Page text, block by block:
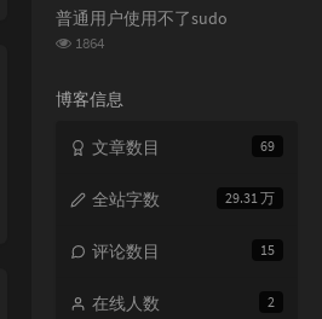
次
数:
普通用户使用不了sudo
浏
数:
1864
博客信息
69
文章数目
29.31 万
全站字数
15
评论数目
2
在线人数